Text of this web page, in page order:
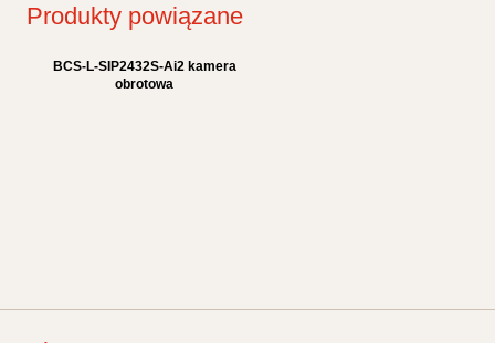
Produkty powiązane
BCS-L-SIP2432S-Ai2 kamera
obrotowa